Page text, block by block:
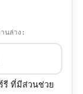
นล่าง:
รี ที่มีส่วนช่วย